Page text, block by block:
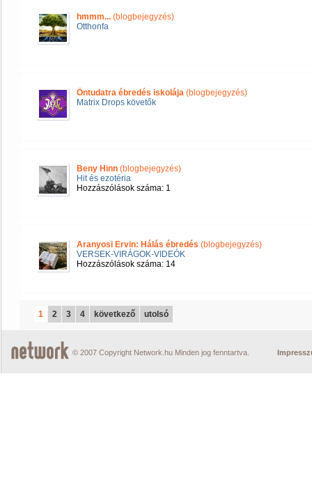
hmmm... (blogbejegyzés)
Otthonfa
Öntudatra ébredés iskolája (blogbejegyzés)
Matrix Drops követők
Beny Hinn (blogbejegyzés)
Hit és ezotéria
Hozzászólások száma: 1
Aranyosi Ervin: Hálás ébredés (blogbejegyzés)
VERSEK-VIRÁGOK-VIDEÓK
Hozzászólások száma: 14
1 2 3 4 következő utolsó
© 2007 Copyright Network.hu Minden jog fenntartva.